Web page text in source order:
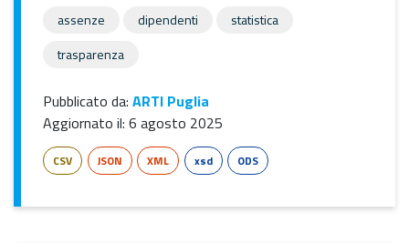
assenze dipendenti
statistica
trasparenza
Pubblicato da: ARTI Puglia
Aggiornato il: 6 agosto 2025
CSV JSON XML xsd ODS